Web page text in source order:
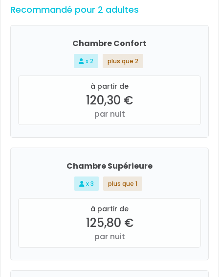
Recommandé pour 2 adultes
Chambre Confort
x 2 plus que 2
à partir de
120,30 €
par nuit
Chambre Supérieure
x 3 plus que 1
à partir de
125,80 €
par nuit